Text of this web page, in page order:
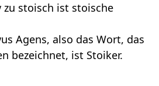
zu stoisch ist stoische
Agens, also das Wort, das
bezeichnet, ist Stoiker.